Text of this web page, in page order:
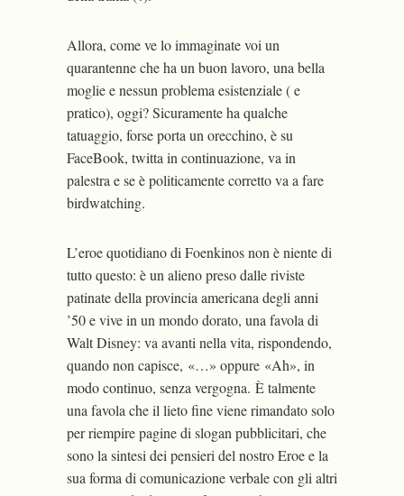
Allora, come ve lo immaginate voi un
quarantenne che ha un buon lavoro, una bella
moglie e nessun problema esistenziale ( e
pratico), oggi? Sicuramente ha qualche
tatuaggio, forse porta un orecchino, è su
FaceBook, twitta in continuazione, va in
palestra e se è politicamente corretto va a fare
birdwatching.
L’eroe quotidiano di Foenkinos non è niente di
tutto questo: è un alieno preso dalle riviste
patinate della provincia americana degli anni
’50 e vive in un mondo dorato, una favola di
Walt Disney: va avanti nella vita, rispondendo,
quando non capisce, «…» oppure «Ah», in
modo continuo, senza vergogna. È talmente
una favola che il lieto fine viene rimandato solo
per riempire pagine di slogan pubblicitari, che
sono la sintesi dei pensieri del nostro Eroe e la
sua forma di comunicazione verbale con gli altri